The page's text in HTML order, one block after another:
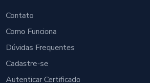
Contato
Como Funciona
Dúvidas Frequentes
Cadastre-se
Autenticar Certificado